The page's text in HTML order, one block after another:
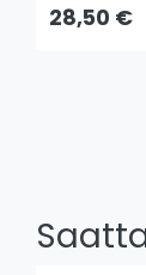
28,50 €